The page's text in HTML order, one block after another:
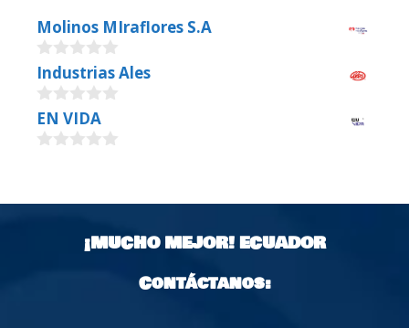
Molinos MIraflores S.A
0
o
u
t
o
f
Industrias Ales
0
o
u
5
EN VIDA
t
¡MUCHO MEJOR!ECUADOR
Contáctanos: